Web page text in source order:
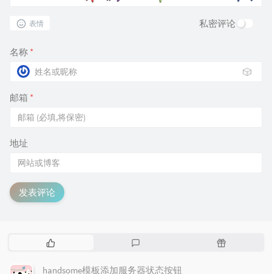
表情 私密评论
名称 *
🎲
邮箱 *
地址
发表评论
热
文
评
随
handsome模板添加服务器状态按钮